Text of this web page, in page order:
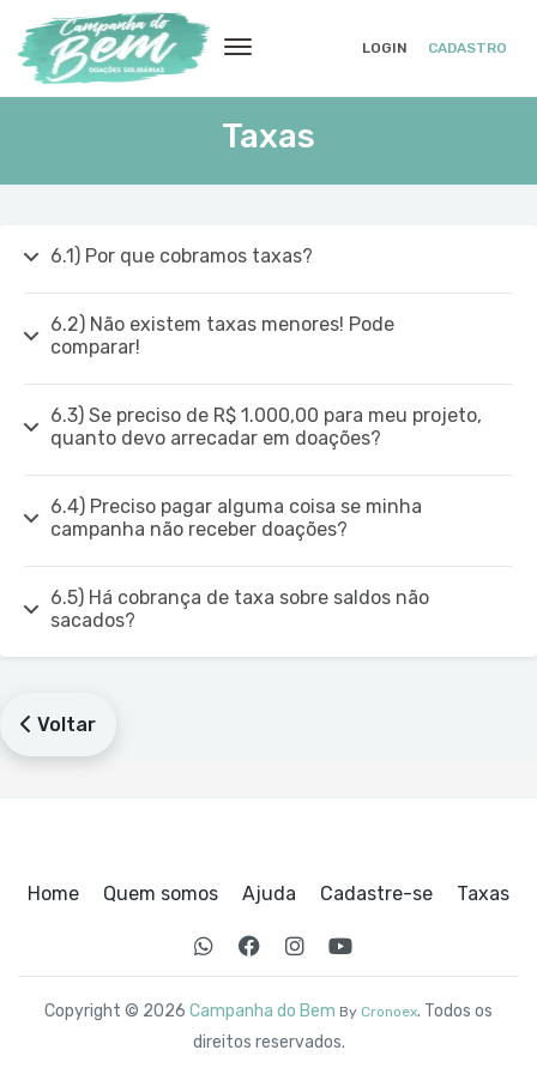
LOGIN CADASTRO
Taxas
6.1) Por que cobramos taxas?
6.2) Não existem taxas menores! Pode
comparar!
6.3) Se preciso de R$ 1.000,00 para meu projeto,
quanto devo arrecadar em doações?
6.4) Preciso pagar alguma coisa se minha
campanha não receber doações?
6.5) Há cobrança de taxa sobre saldos não
sacados?
Voltar
Home Quem somos Ajuda Cadastre-se Taxas
Copyright © 2026 Campanha do Bem By Cronoex. Todos os
direitos reservados.